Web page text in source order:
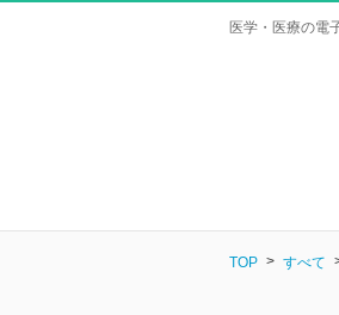
医学・医療の電
TOP すべて